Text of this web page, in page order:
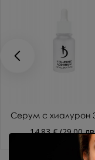
Серум с хиалурон
14.83 € (29.00